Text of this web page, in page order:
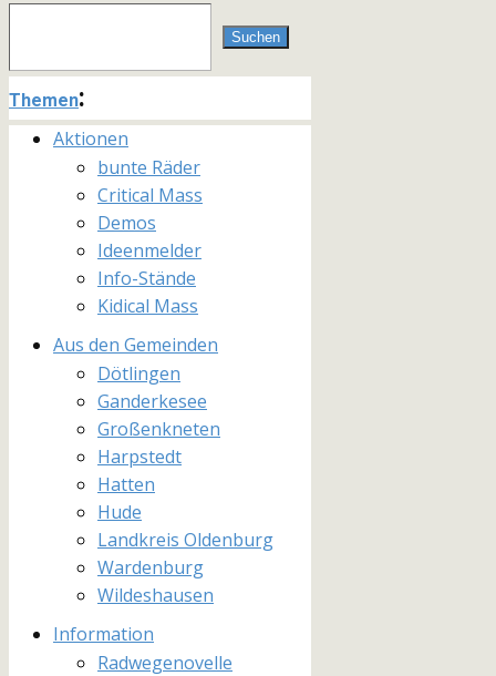
Suchen
Themen:
Aktionen
bunte Räder
Critical Mass
Demos
Ideenmelder
Info-Stände
Kidical Mass
Aus den Gemeinden
Dötlingen
Ganderkesee
Großenkneten
Harpstedt
Hatten
Hude
Landkreis Oldenburg
Wardenburg
Wildeshausen
Information
Radwegenovelle